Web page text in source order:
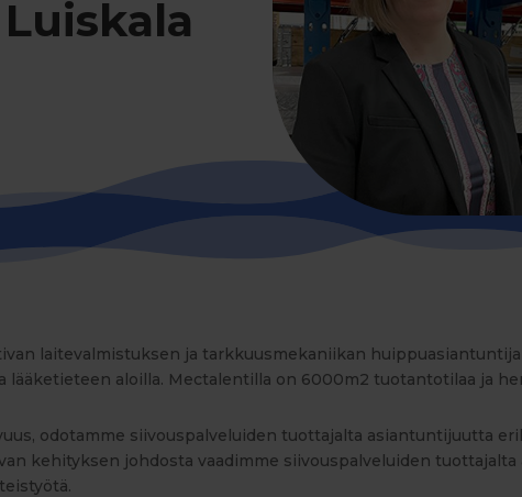
laitevalmistuksen ja tarkkuusmekaniikan
lääketieteen aloilla. Mectalentilla on 6000m2 tuotantotilaa ja
odotamme siivouspalveluiden tuottajalta asiantuntijuutta
kehityksen johdosta vaadimme siivouspalveluiden